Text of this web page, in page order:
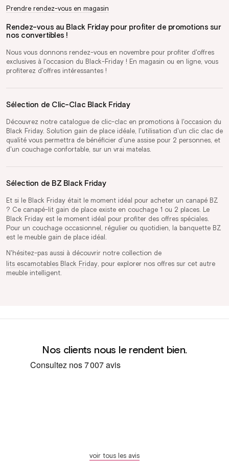
Prendre rendez-vous en magasin
Rendez-vous au Black Friday pour profiter de promotions sur
nos convertibles !
Nous vous donnons rendez-vous en novembre pour profiter d'offres
exclusives à l'occasion du Black-Friday ! En magasin ou en ligne, vous
profiterez d'offres intéressantes !
Sélection de Clic-Clac Black Friday
Découvrez notre catalogue de clic-clac en promotions à l'occasion du
Black Friday. Solution gain de place idéale, l'utilisation d'un clic clac de
qualité vous permettra de bénéficier d'une assise pour 2 personnes, et
d'un couchage confortable, sur un vrai matelas.
Sélection de BZ Black Friday
Et si le Black Friday était le moment idéal pour acheter un canapé BZ
? Ce canapé-lit gain de place existe en couchage 1 ou 2 places. Le
Black Friday est le moment idéal pour profiter des offres spéciales.
Pour un couchage occasionnel, régulier ou quotidien, la banquette BZ
est le meuble gain de place idéal.
N'hésitez-pas aussi à découvrir notre collection de
lits escamotables Black Friday , pour explorer nos offres sur cet autre
meuble intelligent.
Nos clients nous le rendent bien.
voir tous les avis